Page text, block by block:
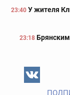
23:40 У жителя
23:18